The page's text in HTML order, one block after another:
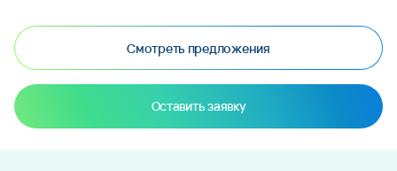
Смотреть предложения
Оставить заявку